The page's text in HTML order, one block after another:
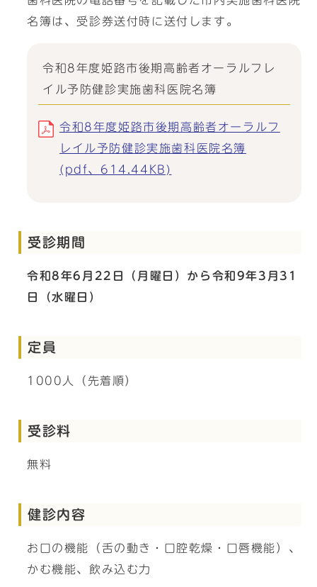
名簿は、受診券送付時に送付します。
令和8年度姫路市後期高齢者オーラルフレ
イル予防健診実施歯科医院名簿
令和8年度姫路市後期高齢者オーラルフ
レイル予防健診実施歯科医院名簿
(pdf、614.44KB)
受診期間
令和8年6月22日（月曜日）から令和9年3月31
日（水曜日）
定員
1000人（先着順）
受診料
無料
健診内容
お口の機能（舌の動き・口腔乾燥・口唇機能）、
かむ機能、飲み込む力